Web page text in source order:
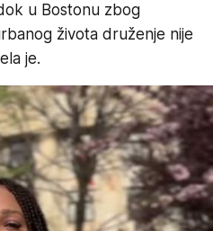
u Bostonu zbog
života druženje nije
je.